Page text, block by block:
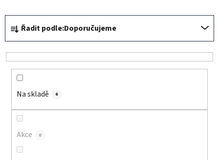
Ř
a
z
e
Řadit podle:Doporučujeme
Na skladě 6
Akce 0